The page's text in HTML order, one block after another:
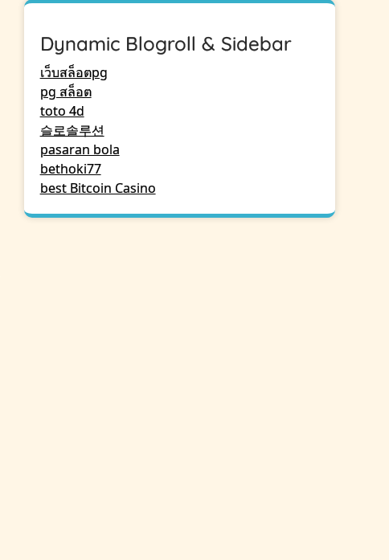
Dynamic Blogroll & Sidebar
เว็บสล็อตpg
pg สล็อต
toto 4d
슬로솔루션
pasaran bola
bethoki77
best Bitcoin Casino